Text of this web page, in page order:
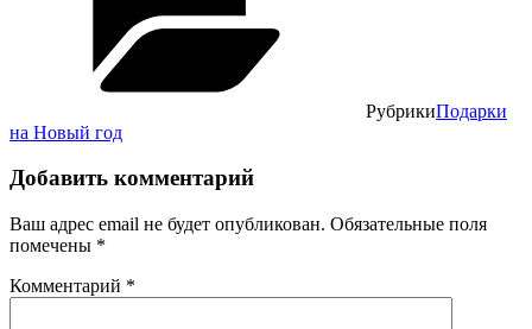
РубрикиПодарки
на Новый год
Добавить комментарий
Ваш адрес email не будет опубликован. Обязательные поля
помечены *
Комментарий *